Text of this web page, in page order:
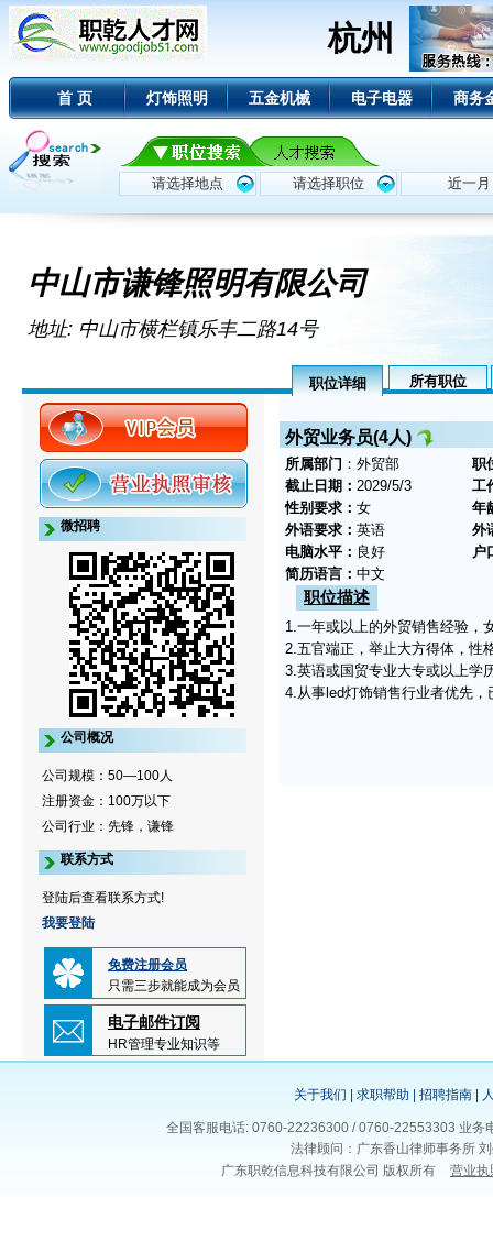
杭州
首 页 灯饰照明 五金机械 电子电器 商务
中山市谦锋照明有限公司
地址: 中山市横栏镇乐丰二路14号
职位详细 所有职位
微招聘
公司概况
公司规模：50—100人
注册资金：100万以下
公司行业：先锋，谦锋
联系方式
登陆后查看联系方式!
我要登陆
免费注册会员
只需三步就能成为会员
电子邮件订阅
HR管理专业知识等
外贸业务员(4人)
所属部门 ：外贸部
职
截止日期： 2029/5/3
工
性别要求： 女
年
外语要求： 英语
外
电脑水平： 良好
户
简历语言： 中文
职位描述
1.一年或以上的外贸销售经验，
2.五官端正，举止大方得体，性
3.英语或国贸专业大专或以上学
4.从事led灯饰销售行业者优先
关于我们 求职帮助 招聘指南
全国客服电话: 0760-22236300 / 0760-22553303 业
法律顾问：广东香山律师事务所
广东职乾信息科技有限公司 版权所有
营业执